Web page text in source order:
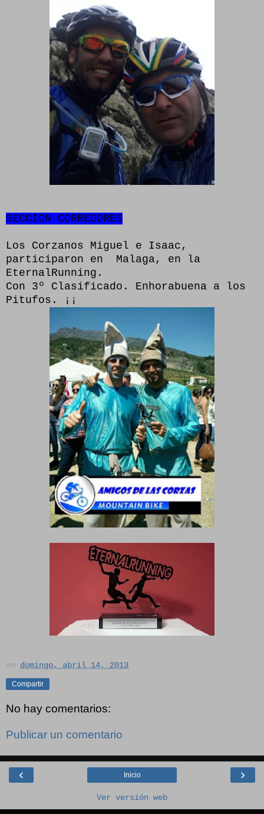
SECCION CORREDORES
Los Corzanos Miguel e Isaac,
participaron en Malaga, en la
EternalRunning.
Con 3º Clasificado. Enhorabuena a los
Pitufos. ¡¡
en domingo, abril 14, 2013
Compartir
No hay comentarios:
Publicar un comentario
‹ ›
Inicio
Ver versión web